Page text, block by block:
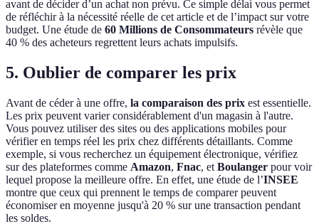
avant de décider d’un achat non prévu. Ce simple délai vous permet
de réfléchir à la nécessité réelle de cet article et de l’impact sur votre
budget. Une étude de 60 Millions de Consommateurs révèle que
40 % des acheteurs regrettent leurs achats impulsifs.
5. Oublier de comparer les prix
Avant de céder à une offre, la comparaison des prix est essentielle.
Les prix peuvent varier considérablement d'un magasin à l'autre.
Vous pouvez utiliser des sites ou des applications mobiles pour
vérifier en temps réel les prix chez différents détaillants. Comme
exemple, si vous recherchez un équipement électronique, vérifiez
sur des plateformes comme Amazon, Fnac, et Boulanger pour voir
lequel propose la meilleure offre. En effet, une étude de l’INSEE
montre que ceux qui prennent le temps de comparer peuvent
économiser en moyenne jusqu'à 20 % sur une transaction pendant
les soldes.